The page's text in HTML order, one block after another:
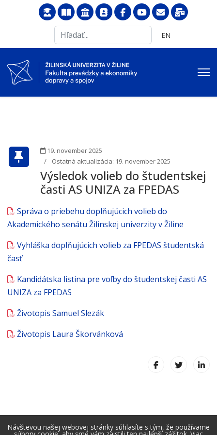
...
Vyberte váš jazyk
EN
19. november 2025
Ostatná aktualizácia: 19. november 2025
Výsledok volieb do študentskej
časti AS UNIZA za FPEDAS
Správa o priebehu doplňujúcich volieb do
Akademického senátu Žilinskej univerzity v Žiline
Vyhláška doplňujúcich volieb za FPEDAS študentská
časť
Kandidátska listina pre voľby do študentskej časti AS
UNIZA za FPEDAS
Životopis Samuel Slezák
Životopis Laura Škorvánková
Návštevou našej webovej stránky súhlasíte s tým, že používame